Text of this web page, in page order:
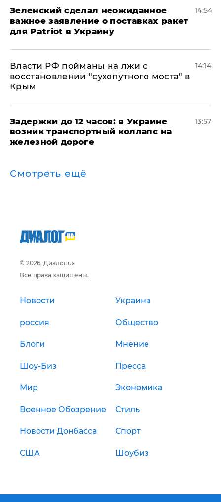
Зеленский сделал неожиданное
важное заявление о поставках ракет
для Patriot в Украину
14:54
Власти РФ пойманы на лжи о
восстановлении "сухопутного моста" в
Крым
14:14
Задержки до 12 часов: в Украине
возник транспортный коллапс на
железной дороге
13:57
Смотреть ещё
© 2026, Диалог.ua
Все права защищены.
Новости Украина
россия Общество
Блоги Мнение
Шоу-Биз Пресса
Мир Экономика
Военное Обозрение Стиль
Новости Донбасса Спорт
США Шоубиз